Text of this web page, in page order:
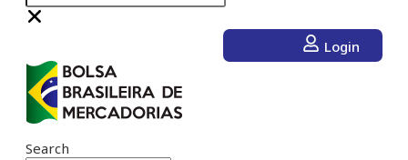
Login
Search